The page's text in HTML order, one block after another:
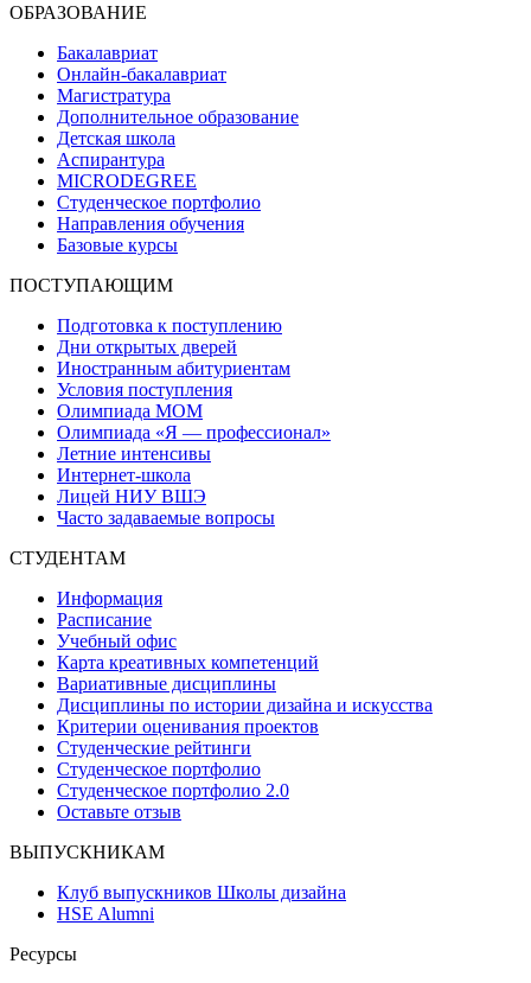
ОБРАЗОВАНИЕ
Бакалавриат
Онлайн-бакалавриат
Магистратура
Дополнительное образование
Детская школа
Аспирантура
MICRODEGREE
Студенческое портфолио
Направления обучения
Базовые курсы
ПОСТУПАЮЩИМ
Подготовка к поступлению
Дни открытых дверей
Иностранным абитуриентам
Условия поступления
Олимпиада МОМ
Олимпиада «Я — профессионал»
Летние интенсивы
Интернет-школа
Лицей НИУ ВШЭ
Часто задаваемые вопросы
СТУДЕНТАМ
Информация
Расписание
Учебный офис
Карта креативных компетенций
Вариативные дисциплины
Дисциплины по истории дизайна и искусства
Критерии оценивания проектов
Студенческие рейтинги
Студенческое портфолио
Студенческое портфолио 2.0
Оставьте отзыв
ВЫПУСКНИКАМ
Клуб выпускников Школы дизайна
HSE Alumni
Ресурсы